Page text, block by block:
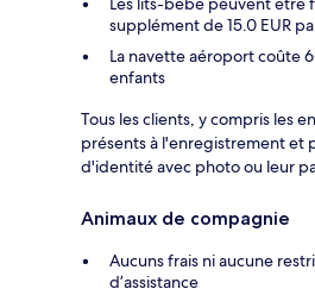
supplément de 15.0 EUR
La navette aéroport coûte
enfants
Tous les clients, y compris les
présents à l'enregistrement et
d'identité avec photo ou leur
Animaux de compagnie
Aucuns frais ni aucune
d’assistance